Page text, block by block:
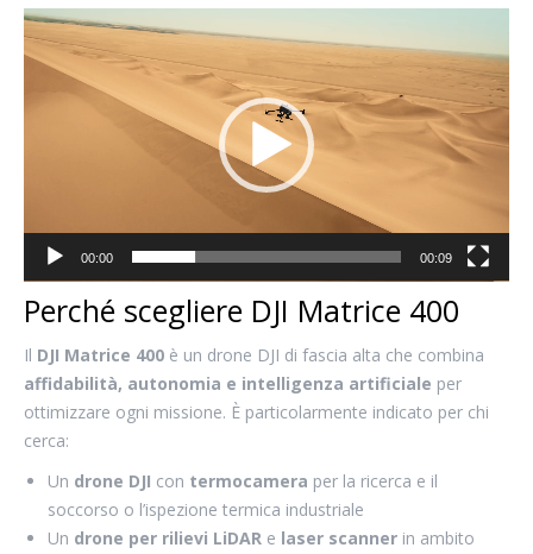
Video
Player
00:00 00:09
Perché scegliere DJI Matrice 400
Il DJI Matrice 400 è un drone DJI di fascia alta che combina
affidabilità, autonomia e intelligenza artificiale per
ottimizzare ogni missione. È particolarmente indicato per chi
cerca:
Un drone DJI con termocamera per la ricerca e il
soccorso o l’ispezione termica industriale
Un drone per rilievi LiDAR e laser scanner in ambito